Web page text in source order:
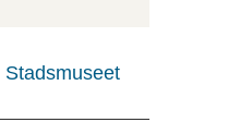
Stadsmuseet